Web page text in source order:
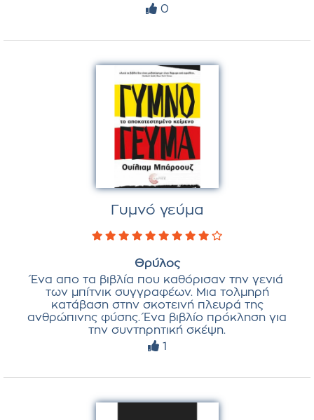
0
Γυμνό γεύμα
Θρύλος
Ένα απο τα βιβλία που καθόρισαν την γενιά
των μπίτνικ συγγραφέων. Μια τολμηρή
κατάβαση στην σκοτεινή πλευρά της
ανθρώπινης φύσης. Ένα βιβλίο πρόκληση για
την συντηρητική σκέψη.
1